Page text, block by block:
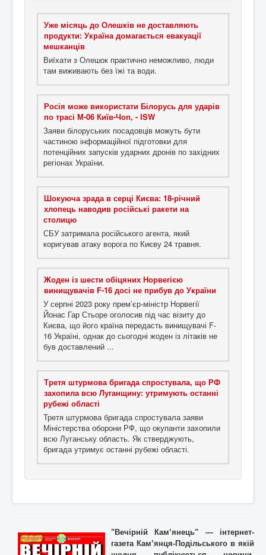
Уже місяць до Олешків не доставляють
продукти: Україна домагається евакуації
мешканців
Виїхати з Олешок практично неможливо, люди
там виживають без їжі та води.
Росія може використати Білорусь для ударів
по трасі М-06 Київ-Чоп, - ISW
Заяви білоруських посадовців можуть бути
частиною інформаційної підготовки для
потенційних запусків ударних дронів по західних
регіонах України.
Шокуюча зрада в серці Києва: 18-річний
хлопець наводив російські ракети на
столицю
СБУ затримала російського агента, який
коригував атаку ворога по Києву 24 травня.
Жоден із шести обіцяних Норвегією
винищувачів F-16 досі не прибув до України
У серпні 2023 року прем’єр-міністр Норвегії
Йонас Гар Стьоре оголосив під час візиту до
Києва, що його країна передасть винищувачі F-
16 Україні, однак до сьогодні жоден із літаків не
був доставлений ...
Третя штурмова бригада спростувала, що РФ
захопила всю Луганщину: утримують останні
рубежі області
Третя штурмова бригада спростувала заяви
Міністерства оборони РФ, що окупанти захопили
всю Луганську область. Як стверджують,
бригада утримує останні рубежі області.
"Вечірній Кам’янець" — інтернет-
газета Кам’янця-Подільського в якій